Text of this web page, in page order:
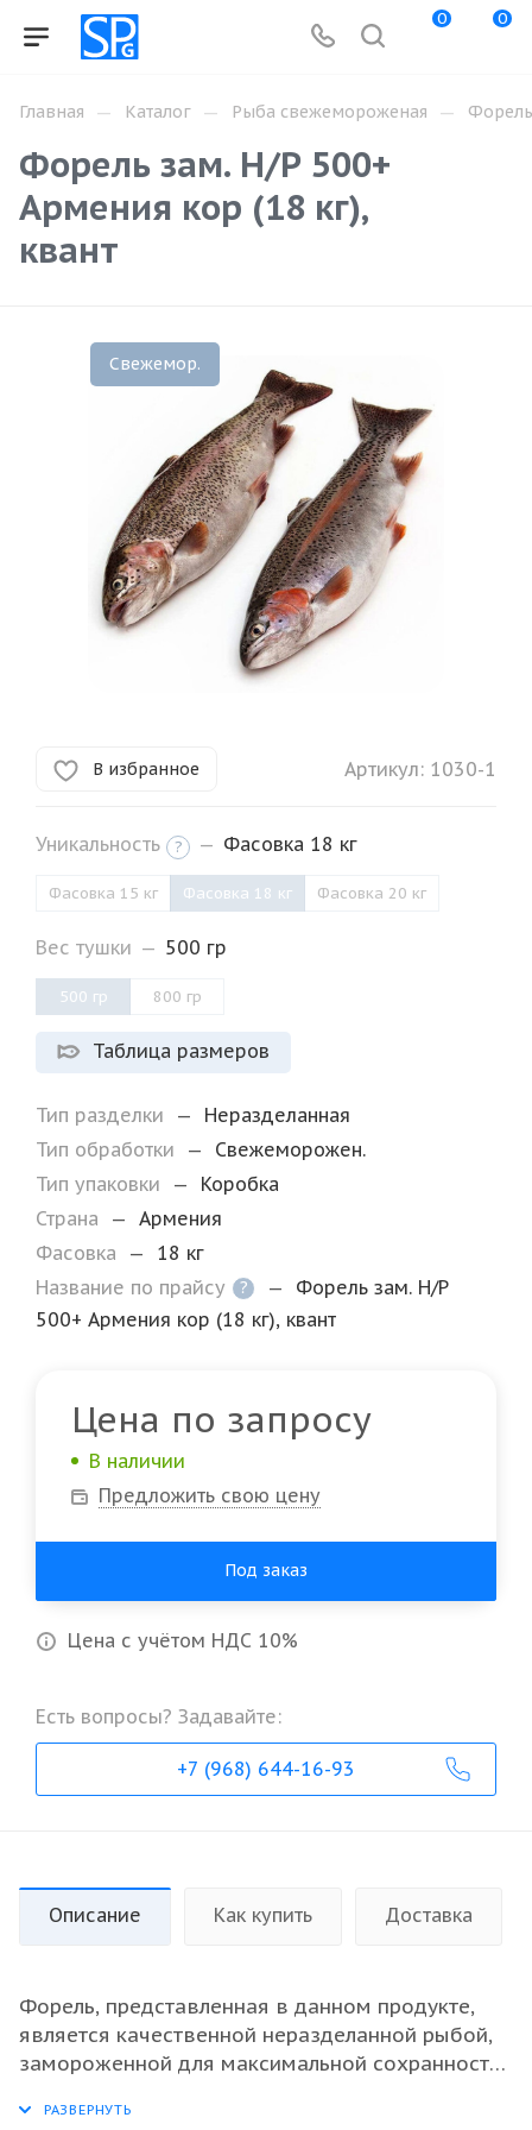
0 0
Главная — Каталог — Рыба свежемороженая — Форель
Форель зам. Н/Р 500+
Армения кор (18 кг),
квант
Свежемор.
В избранное Артикул: 1030-1
Уникальность ? — Фасовка 18 кг
Фасовка 15 кг Фасовка 18 кг Фасовка 20 кг
Вес тушки — 500 гр
500 гр 800 гр
Таблица размеров
Тип разделки —
Неразделанная
Тип обработки
—
Свежеморожен.
Тип упаковки
—
Коробка
Страна
— Армения
Фасовка
—
18 кг
Название по прайсу
? —
Форель зам. Н/Р
500+ Армения кор (18 кг), квант
Цена по запросу
В наличии
Предложить свою цену
Под заказ
Цена с учётом НДС 10%
Есть вопросы? Задавайте:
+7 (968) 644-16-93
Описание Как купить Доставка
Форель, представленная в данном продукте,
является качественной неразделанной рыбой,
замороженной для максимальной сохранности
вод Армении, она обеспечивает высокий